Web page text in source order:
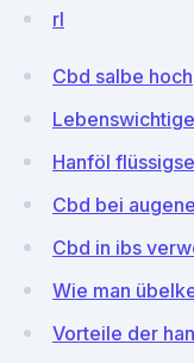
rl
Cbd salbe hoch
Hanföl
Cbd bei
Cbd in ibs
Wie man
Vorteile der